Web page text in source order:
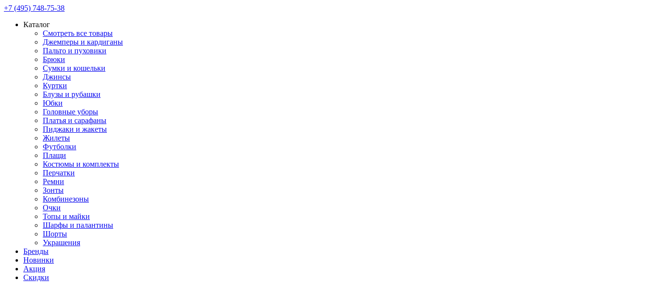
+7 (495) 748-75-38
Каталог
Смотреть все товары
Джемперы и кардиганы
Пальто и пуховики
Брюки
Сумки и кошельки
Джинсы
Куртки
Блузы и рубашки
Юбки
Головные уборы
Платья и сарафаны
Пиджаки и жакеты
Жилеты
Футболки
Плащи
Костюмы и комплекты
Перчатки
Ремни
Зонты
Комбинезоны
Очки
Топы и майки
Шарфы и палантины
Шорты
Украшения
Бренды
Новинки
Акция
Скидки